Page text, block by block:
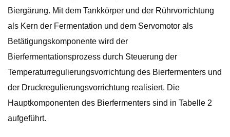
Biergärung. Mit dem Tankkörper und der Rührvorrichtung
als Kern der Fermentation und dem Servomotor als
Betätigungskomponente wird der
Bierfermentationsprozess durch Steuerung der
Temperaturregulierungsvorrichtung des Bierfermenters und
der Druckregulierungsvorrichtung realisiert. Die
Hauptkomponenten des Bierfermenters sind in Tabelle 2
aufgeführt.